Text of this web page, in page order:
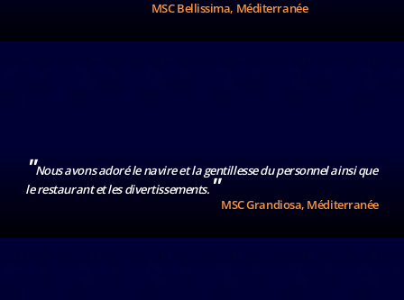
MSC Bellissima, Méditerranée
"Nous avons adoré le navire et la gentillesse du personnel ainsi que
le restaurant et les divertissements."
MSC Grandiosa, Méditerranée